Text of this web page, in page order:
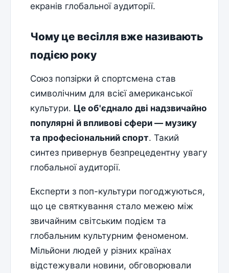
екранів глобальної аудиторії.
Чому це весілля вже називають
подією року
Союз попзірки й спортсмена став
символічним для всієї американської
культури. Це об'єднало дві надзвичайно
популярні й впливові сфери — музику
та професіональний спорт. Такий
синтез привернув безпрецедентну увагу
глобальної аудиторії.
Експерти з поп-культури погоджуються,
що це святкування стало межею між
звичайним світським подієм та
глобальним культурним феноменом.
Мільйони людей у різних країнах
відстежували новини, обговорювали